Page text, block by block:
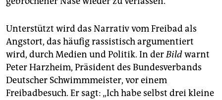
Unterstützt wird das Narrativ vom Freibad als
Angstort, das häufig rassistisch argumentiert
wird, durch Medien und Politik. In derBildwarnt
Peter Harzheim, Präsident des Bundesverbands
Deutscher Schwimmmeister, vor einem
Freibadbesuch. Er sagt: „Ich habe selbst drei kleine